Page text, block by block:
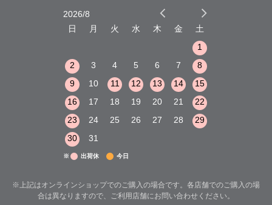
2026/8
日
月 火 水 木 金
土
1
2
3 4 5 6 7
8
9
10 11 12 13 14
15
16
17 18 19 20 21
22
23
24 25 26 27 28
29
30
31
※ 出荷休 今日
※上記はオンラインショップでのご購入の場合です。各店舗でのご購入の場
合は異なりますので、ご利用店舗にお問い合わせください。